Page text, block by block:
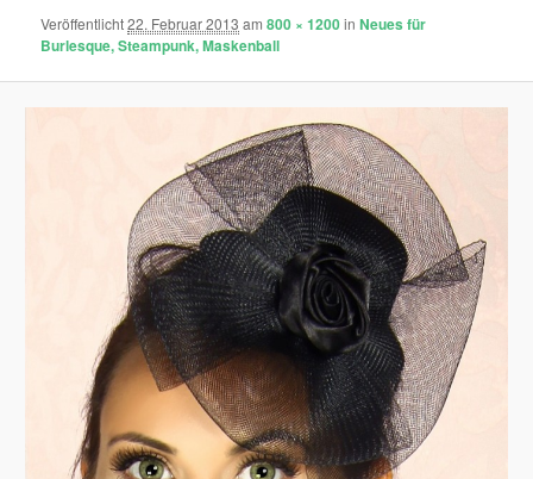
Veröffentlicht22. Februar 2013 am800 × 1200inNeues für
Burlesque, Steampunk, Maskenball